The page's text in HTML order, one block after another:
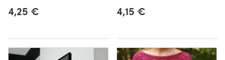
4,25 € 4,15 €